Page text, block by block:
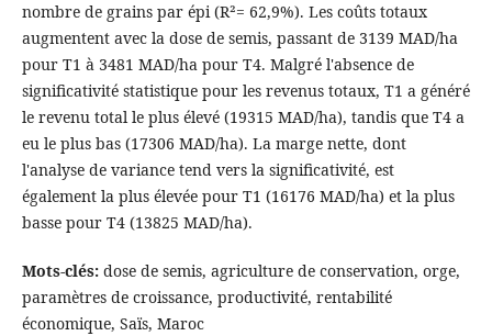
nombre de grains par épi (R²= 62,9%). Les coûts totaux
augmentent avec la dose de semis, passant de 3139 MAD/ha
pour T1 à 3481 MAD/ha pour T4. Malgré l'absence de
significativité statistique pour les revenus totaux, T1 a généré
le revenu total le plus élevé (19315 MAD/ha), tandis que T4 a
eu le plus bas (17306 MAD/ha). La marge nette, dont
l'analyse de variance tend vers la significativité, est
également la plus élevée pour T1 (16176 MAD/ha) et la plus
basse pour T4 (13825 MAD/ha).
Mots-clés:dose de semis, agriculture de conservation, orge,
paramètres de croissance, productivité, rentabilité
économique, Saïs, Maroc